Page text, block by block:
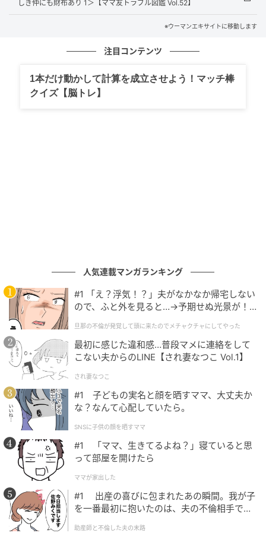
しき仲にも財布あり 1＞【ママ友トラブル図鑑 Vol.52】
※ウーマンエキサイトに移動します
注目コンテンツ
1本だけ動かして計算を成立させよう！マッチ棒
クイズ【脳トレ】
人気連載マンガランキング
#1 「え？浮気！？」夫がなかなか帰宅しない
ので、ふと外を見ると…→予期せぬ光景が！
クチャにしてやった
旦那の不倫が発覚して頭に来たのでメチャクチャにしてやった
最初に感じた違和感…普段マメに連絡をして
こない夫からのLINE【され妻なつこ Vol.1】
され妻なつこ
#1 子どもの実名と顔を晒すママ、大丈夫か
な？なんて心配していたら。
SNSに子供の顔を晒すママ
#1 「ママ、生きてるよね？」寝ていると思
って部屋を開けたら
ママが家出した
#1 出産の喜びに包まれたあの瞬間。我が子
を一番最初に抱いたのは、夫の不倫相手でし
助産師と不倫した夫の末路